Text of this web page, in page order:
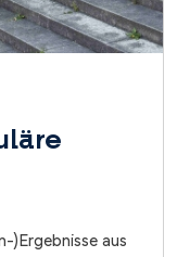
)Ergebnisse aus